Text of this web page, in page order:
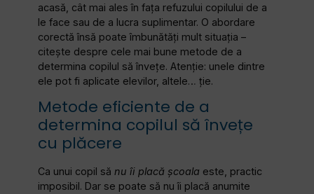
acasă, cât mai ales în fața refuzului copilului de a
le face sau de a lucra suplimentar. O abordare
corectă însă poate îmbunătăți mult situația –
citește despre cele mai bune metode de a
determina copilul să învețe. Atenție: unele dintre
ele pot fi aplicate elevilor, altele… ție.
Metode eficiente de a
determina copilul să învețe
cu plăcere
Ca unui copil să nu îi placă școala este, practic
imposibil. Dar se poate să nu îi placă anumite